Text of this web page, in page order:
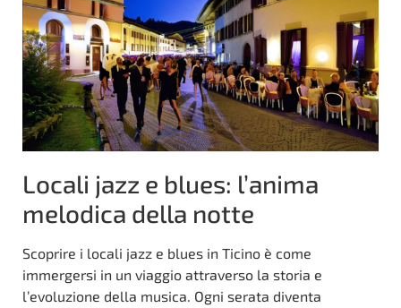
Locali jazz e blues: l’anima
melodica della notte
Scoprire i locali jazz e blues in Ticino è come
immergersi in un viaggio attraverso la storia e
l’evoluzione della musica. Ogni serata diventa